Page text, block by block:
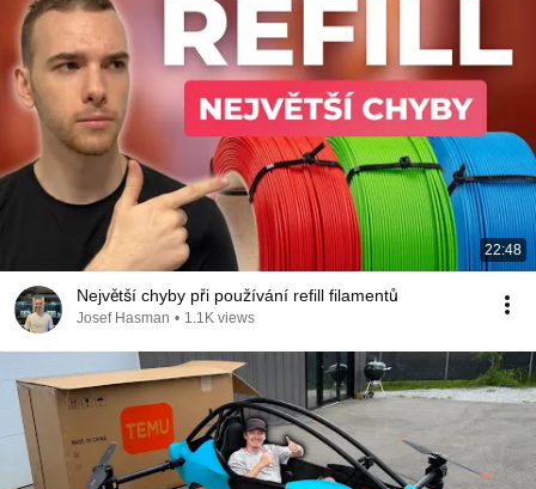
22:48
Největší chyby při používání refill filamentů
Josef Hasman • 1.1K views